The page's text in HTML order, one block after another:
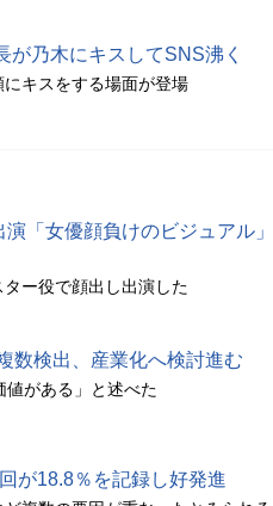
が乃木にキスしてSNS沸く
キスをする場面が登場
「女優顔負けのビジュアル」
ー役で顔出し出演した
数検出、産業化へ検討進む
がある」と述べた
が18.8％を記録し好発進